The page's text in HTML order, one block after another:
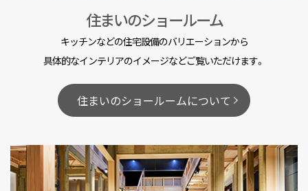
住まいのショールーム
キッチンなどの住宅設備のバリエーションから
具体的なインテリアのイメージなどご覧いただけます。
住まいのショールームについて